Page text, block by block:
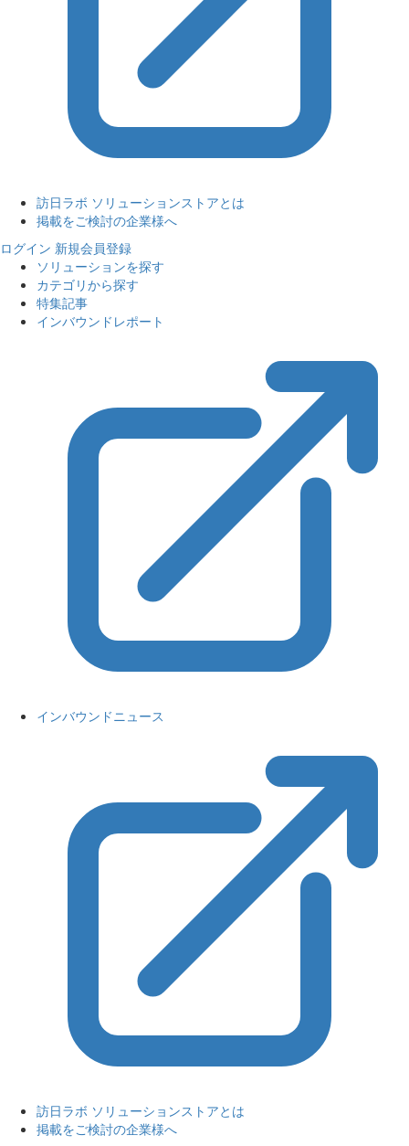
訪日ラボ ソリューションストアとは
掲載をご検討の企業様へ
ログイン 新規会員登録
ソリューションを探す
カテゴリから探す
特集記事
インバウンドレポート
インバウンドニュース
訪日ラボ ソリューションストアとは
掲載をご検討の企業様へ